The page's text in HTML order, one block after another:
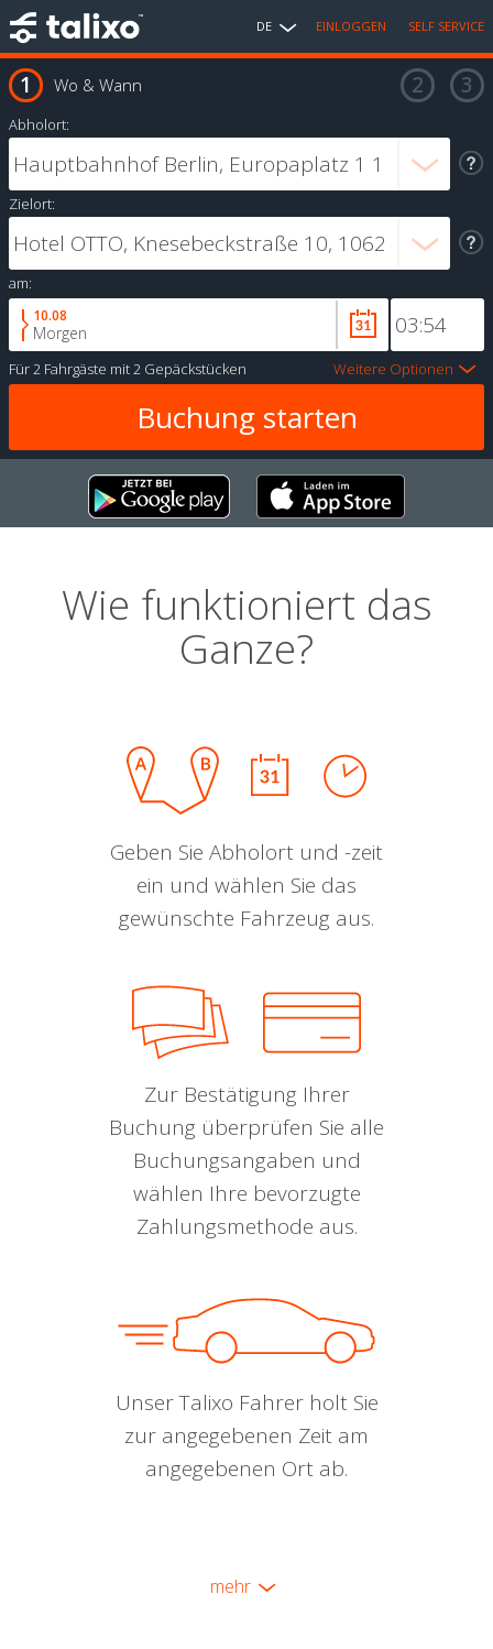
DE EINLOGGEN SELF SERVICE
Wo & Wann
Abholort:
Zielort:
am:
10.08
Morgen
Für2 Fahrgäste mit2 Gepäckstücken Weitere Optionen
Wie funktioniert das
Ganze?
Geben Sie Abholort und -zeit
ein und wählen Sie das
gewünschte Fahrzeug aus.
Zur Bestätigung Ihrer
Buchung überprüfen Sie alle
Buchungsangaben und
wählen Ihre bevorzugte
Zahlungsmethode aus.
Unser Talixo Fahrer holt Sie
zur angegebenen Zeit am
angegebenen Ort ab.
mehr